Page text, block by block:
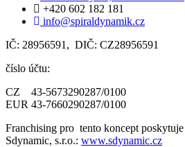
+420 602 182 181
info@spiraldynamik.cz
IČ: 28956591, DIČ: CZ28956591
číslo účtu:
CZ 43-5673290287/0100
EUR 43-7660290287/0100
Franchising pro tento koncept poskytuje
Sdynamic, s.r.o.: www.sdynamic.cz